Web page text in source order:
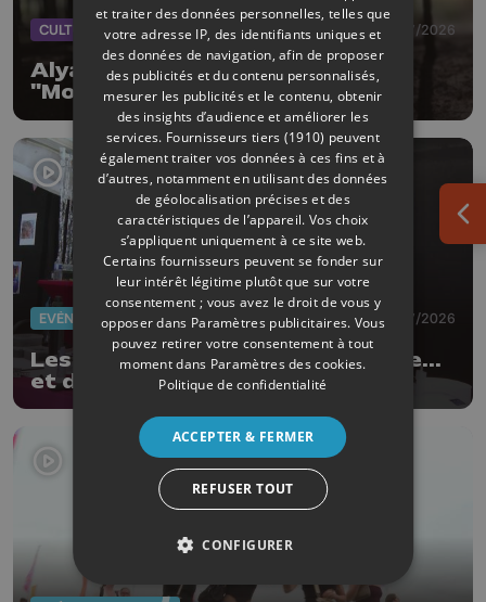
CULTURE 08/07/2026
Alyah rejoint Ykons pour le titre
"More and more"
EVÈNEMENTS 03/07/2026
Les Ardentes : 20 ans de musique...
et de style !
et traiter des données personnelles, telles que
votre adresse IP, des identifiants uniques et
des données de navigation, afin de proposer
des publicités et du contenu personnalisés,
mesurer les publicités et le contenu, obtenir
des insights d’audience et améliorer les
services. Fournisseurs tiers (1910) peuvent
également traiter vos données à ces fins et à
d’autres, notamment en utilisant des données
de géolocalisation précises et des
caractéristiques de l’appareil. Vos choix
s’appliquent uniquement à ce site web.
Certains fournisseurs peuvent se fonder sur
leur intérêt légitime plutôt que sur votre
consentement ; vous avez le droit de vous y
opposer dans Paramètres publicitaires. Vous
pouvez retirer votre consentement à tout
moment dans Paramètres des cookies.
Politique de confidentialité
ACCEPTER & FERMER
REFUSER TOUT
CONFIGURER